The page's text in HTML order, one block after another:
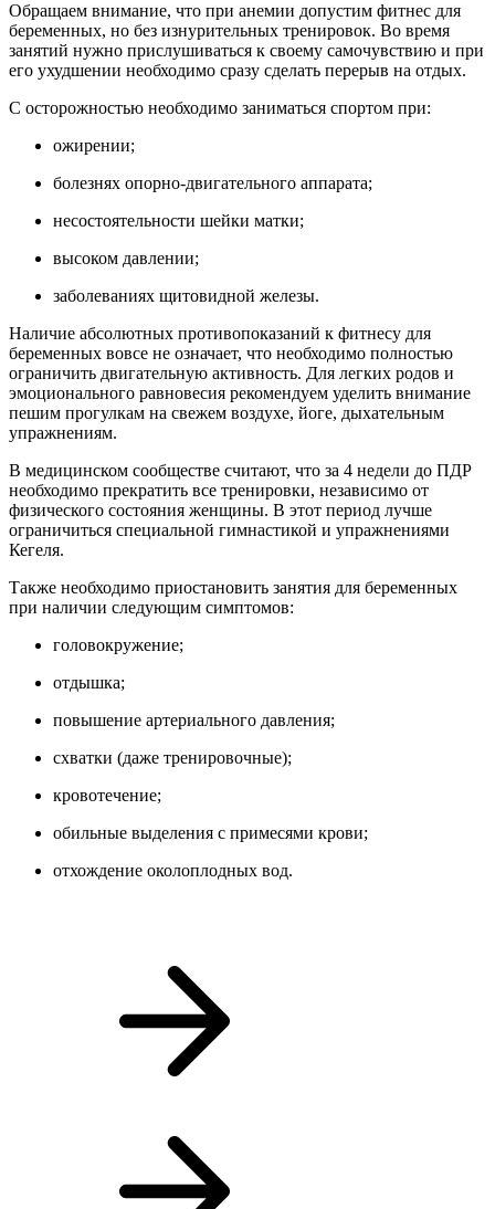
Обращаем внимание, что при анемии допустим фитнес для
беременных, но без изнурительных тренировок. Во время
занятий нужно прислушиваться к своему самочувствию и при
его ухудшении необходимо сразу сделать перерыв на отдых.
С осторожностью необходимо заниматься спортом при:
ожирении;
болезнях опорно-двигательного аппарата;
несостоятельности шейки матки;
высоком давлении;
заболеваниях щитовидной железы.
Наличие абсолютных противопоказаний к фитнесу для
беременных вовсе не означает, что необходимо полностью
ограничить двигательную активность. Для легких родов и
эмоционального равновесия рекомендуем уделить внимание
пешим прогулкам на свежем воздухе, йоге, дыхательным
упражнениям.
В медицинском сообществе считают, что за 4 недели до ПДР
необходимо прекратить все тренировки, независимо от
физического состояния женщины. В этот период лучше
ограничиться специальной гимнастикой и упражнениями
Кегеля.
Также необходимо приостановить занятия для беременных
при наличии следующим симптомов:
головокружение;
отдышка;
повышение артериального давления;
схватки (даже тренировочные);
кровотечение;
обильные выделения с примесями крови;
отхождение околоплодных вод.